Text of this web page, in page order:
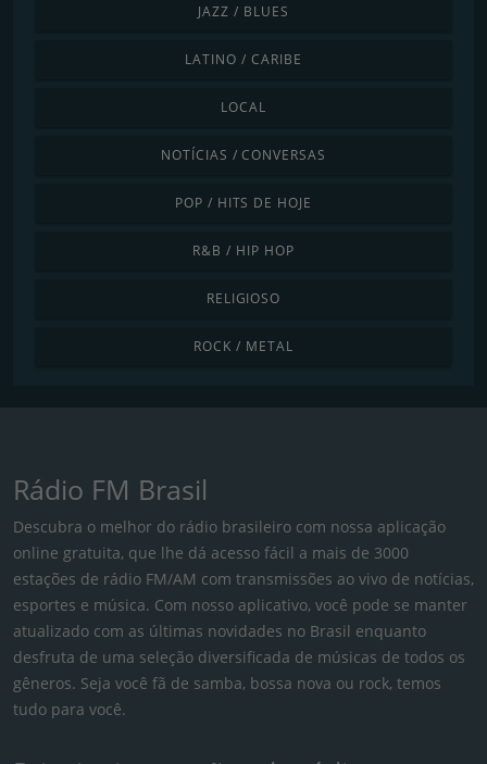
JAZZ / BLUES
LATINO / CARIBE
LOCAL
NOTÍCIAS / CONVERSAS
POP / HITS DE HOJE
R&B / HIP HOP
RELIGIOSO
ROCK / METAL
Rádio FM Brasil
Descubra o melhor do rádio brasileiro com nossa aplicação
online gratuita, que lhe dá acesso fácil a mais de 3000
estações de rádio FM/AM com transmissões ao vivo de notícias,
esportes e música. Com nosso aplicativo, você pode se manter
atualizado com as últimas novidades no Brasil enquanto
desfruta de uma seleção diversificada de músicas de todos os
gêneros. Seja você fã de samba, bossa nova ou rock, temos
tudo para você.